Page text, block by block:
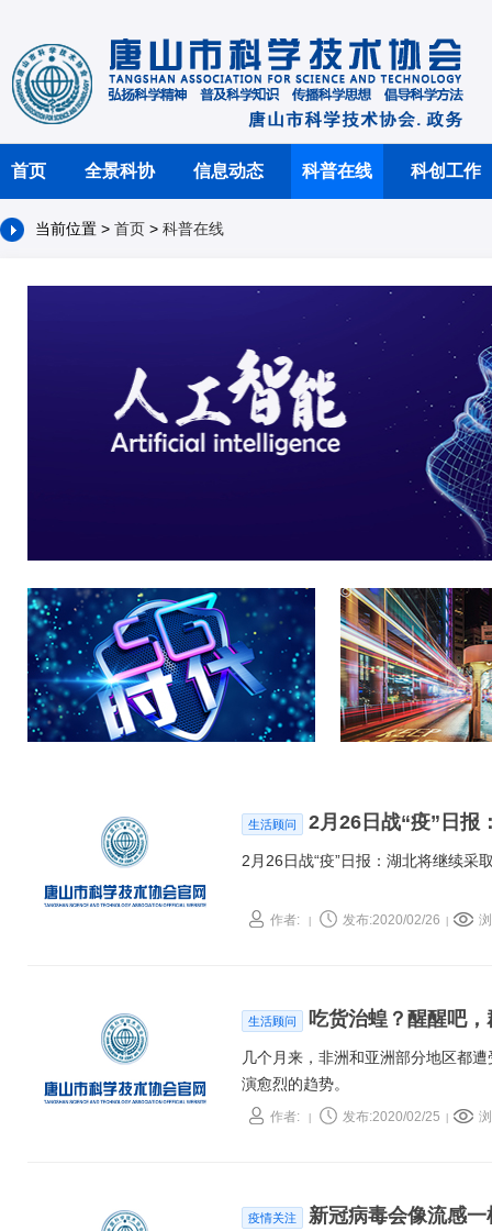
首页 全景科协 信息动态 科普在线 科创工作
当前位置 > 首页 > 科普在线
生活顾问 2月26日战“疫”日报
2月26日战“疫”日报：湖北将继续采
作者: 发布:2020/02/26
生活顾问 吃货治蝗？醒醒吧
几个月来，非洲和亚洲部分地区都
演愈烈的趋势。
作者: 发布:2020/02/25
疫情关注
新冠病毒会像流感